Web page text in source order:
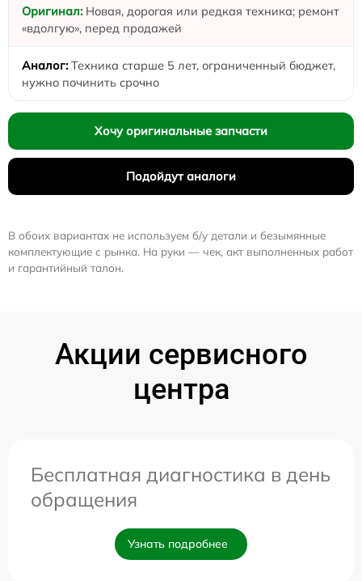
Новая, дорогая или редкая техника; ремонт
«вдолгую», перед продажей
Техника старше 5 лет, ограниченный бюджет,
нужно починить срочно
Хочу оригинальные запчасти
Подойдут аналоги
В обоих вариантах не используем б/у детали и безымянные
комплектующие с рынка. На руки — чек, акт выполненных работ
и гарантийный талон.
Акции сервисного
центра
Бесплатная диагностика в день
обращения
Узнать подробнее